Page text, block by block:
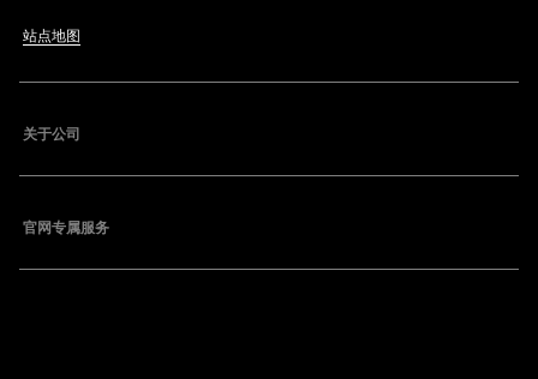
站点地图
关于公司
官网专属服务